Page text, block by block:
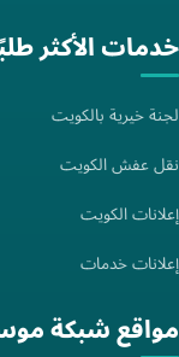
خدمات الأكثر
لجنة خيرية بالكويت
نقل عفش الكويت
إعلانات الكويت
إعلانات خدمات
مواقع شبكة